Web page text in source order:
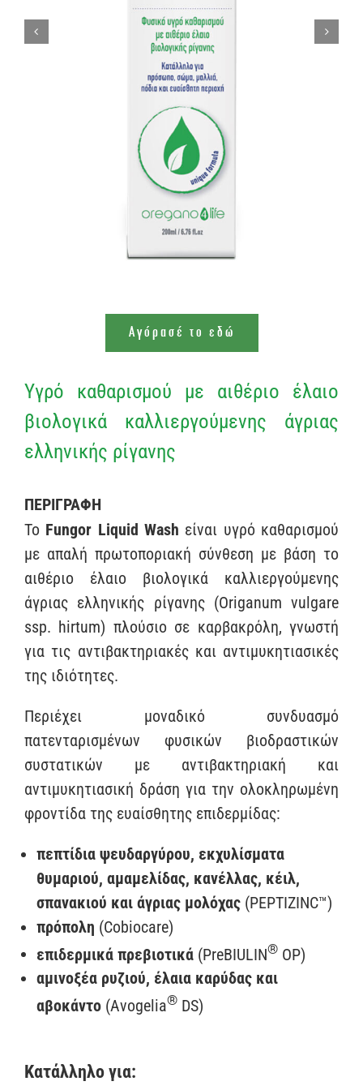
Αγόρασέ το εδώ
Υγρό καθαρισμού με αιθέριο έλαιο
βιολογικά καλλιεργούμενης άγριας
ελληνικής ρίγανης
ΠΕΡΙΓΡΑΦΗ
Το Fungor Liquid Wash είναι υγρό καθαρισμού
με απαλή πρωτοποριακή σύνθεση με βάση το
αιθέριο έλαιο βιολογικά καλλιεργούμενης
άγριας ελληνικής ρίγανης (Origanum vulgare
ssp. hirtum) πλούσιο σε καρβακρόλη, γνωστή
για τις αντιβακτηριακές και αντιμυκητιασικές
της ιδιότητες.
Περιέχει μοναδικό συνδυασμό
πατενταρισμένων φυσικών βιοδραστικών
συστατικών με αντιβακτηριακή και
αντιμυκητιασική δράση για την ολοκληρωμένη
φροντίδα της ευαίσθητης επιδερμίδας:
πεπτίδια ψευδαργύρου, εκχυλίσματα
θυμαριού, αμαμελίδας, κανέλλας, κέιλ,
σπανακιού και άγριας μολόχας(PEPTIZINC™)
πρόπολη (Cobiocare)
επιδερμικά πρεβιοτικά(PreBIULIN®OP)
αμινοξέα ρυζιού, έλαια καρύδας και
αβοκάντο(Avogelia®DS)
Κατάλληλο για: